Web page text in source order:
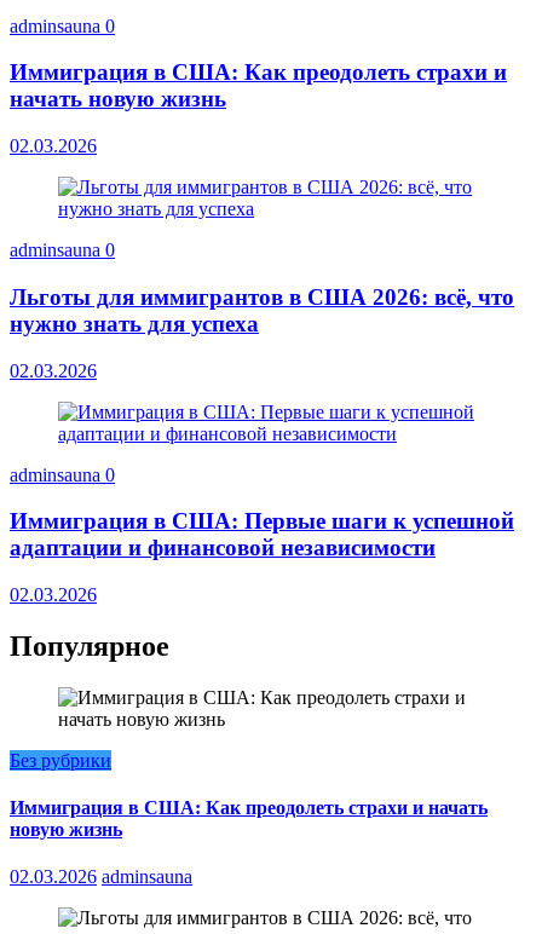
adminsauna 0
Иммиграция в США: Как преодолеть страхи и
начать новую жизнь
02.03.2026
adminsauna 0
Льготы для иммигрантов в США 2026: всё, что
нужно знать для успеха
02.03.2026
adminsauna 0
Иммиграция в США: Первые шаги к успешной
адаптации и финансовой независимости
02.03.2026
Популярное
Без рубрики
Иммиграция в США: Как преодолеть страхи и начать
новую жизнь
02.03.2026 adminsauna